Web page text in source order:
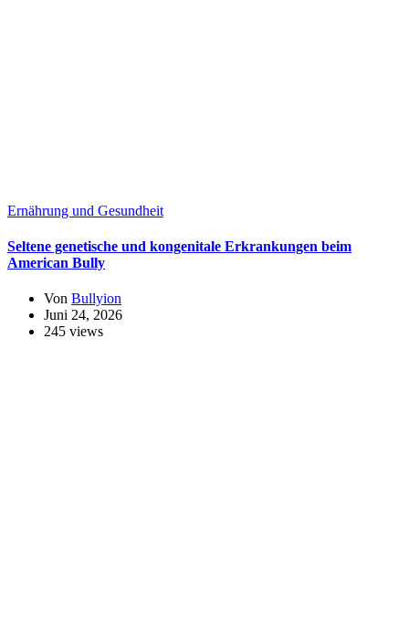
Ernährung und Gesundheit
Seltene genetische und kongenitale Erkrankungen beim
American Bully
Von Bullyion
Juni 24, 2026
245 views